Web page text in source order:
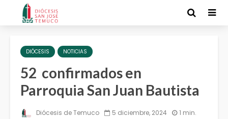
DIÓCESIS NOTICIAS
52 confirmados en
Parroquia San Juan Bautista
Diócesis de Temuco 5 diciembre, 2024 1 min.